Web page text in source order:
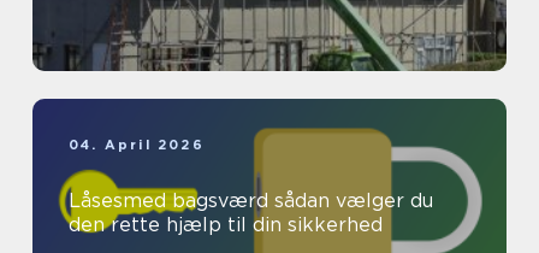
04. April 2026
Låsesmed bagsværd sådan vælger du
den rette hjælp til din sikkerhed